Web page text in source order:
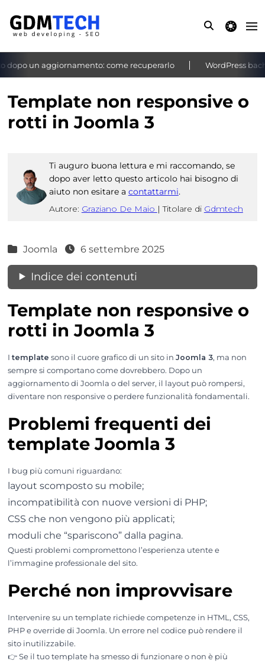
theme
un aggiornamento: come recuperarlo WordPress
‹ ›
Template non responsive o
rotti in Joomla 3
Ti auguro buona lettura e mi raccomando, se
dopo aver letto questo articolo hai bisogno di
aiuto non esitare a contattarmi.
Autore: Graziano De Maio | Titolare di Gdmtech
Joomla 6 settembre 2025
Indice dei contenuti
Template non responsive o
rotti in Joomla 3
Itemplate sono il cuore grafico di un sito in Joomla 3, ma non
sempre si comportano come dovrebbero. Dopo un
aggiornamento di Joomla o del server, il layout può rompersi,
diventare non responsive o perdere funzionalità fondamentali.
Problemi frequenti dei
template Joomla 3
I bug più comuni riguardano:
layout scomposto su mobile;
incompatibilità con nuove versioni di PHP;
CSS che non vengono più applicati;
moduli che “spariscono” dalla pagina.
Questi problemi compromettono l’esperienza utente e
l’immagine professionale del sito.
Perché non improvvisare
Intervenire su un template richiede competenze in HTML, CSS,
PHP e override di Joomla. Un errore nel codice può rendere il
sito inutilizzabile.
👉 Se il tuo template ha smesso di funzionare o non è più